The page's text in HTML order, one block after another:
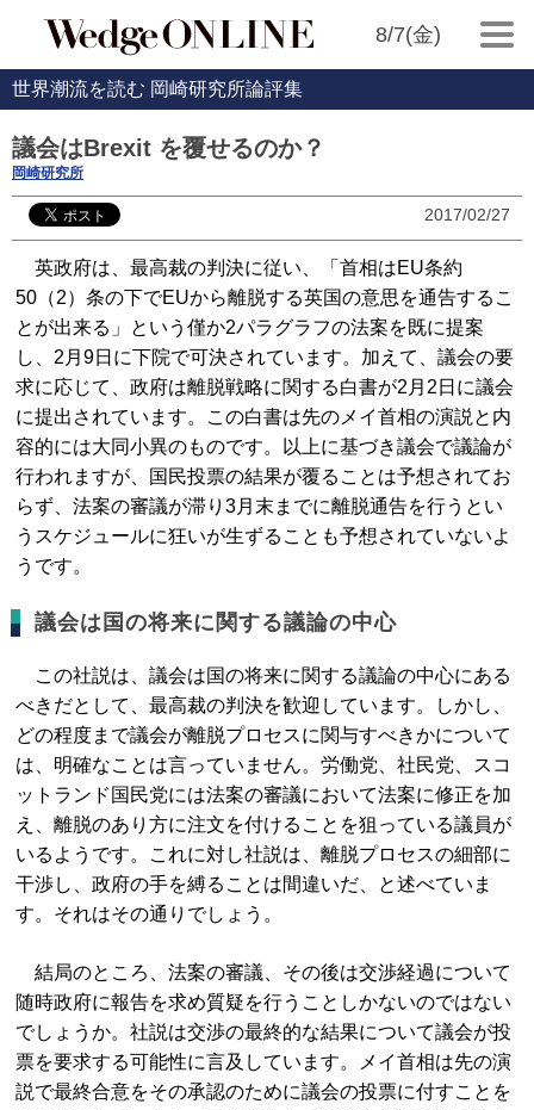
8/7(金)
世界潮流を読む 岡崎研究所論評集
議会はBrexit を覆せるのか？
岡崎研究所
2017/02/27
英政府は、最高裁の判決に従い、「首相はEU条約
50（2）条の下でEUから離脱する英国の意思を通告するこ
とが出来る」という僅か2パラグラフの法案を既に提案
し、2月9日に下院で可決されています。加えて、議会の要
求に応じて、政府は離脱戦略に関する白書が2月2日に議会
に提出されています。この白書は先のメイ首相の演説と内
容的には大同小異のものです。以上に基づき議会で議論が
行われますが、国民投票の結果が覆ることは予想されてお
らず、法案の審議が滞り3月末までに離脱通告を行うとい
うスケジュールに狂いが生ずることも予想されていないよ
うです。
議会は国の将来に関する議論の中心
この社説は、議会は国の将来に関する議論の中心にある
べきだとして、最高裁の判決を歓迎しています。しかし、
どの程度まで議会が離脱プロセスに関与すべきかについて
は、明確なことは言っていません。労働党、社民党、スコ
ットランド国民党には法案の審議において法案に修正を加
え、離脱のあり方に注文を付けることを狙っている議員が
いるようです。これに対し社説は、離脱プロセスの細部に
干渉し、政府の手を縛ることは間違いだ、と述べていま
す。それはその通りでしょう。
結局のところ、法案の審議、その後は交渉経過について
随時政府に報告を求め質疑を行うことしかないのではない
でしょうか。社説は交渉の最終的な結果について議会が投
票を要求する可能性に言及しています。メイ首相は先の演
説で最終合意をその承認のために議会の投票に付すことを